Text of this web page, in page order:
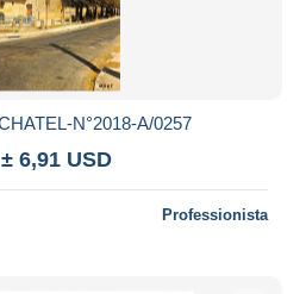
N°2018-A/0257
± 6,91 USD
Professionista